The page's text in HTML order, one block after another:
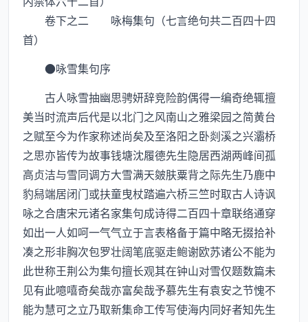
卷下之二 咏梅集句（七言绝句共二百四十四
首）
●咏雪集句序
古人咏雪抽幽思骋妍辞竞险韵偶得一编奇绝辄擅
美当时流声后代是以北门之风南山之雅梁园之简黄台
之赋至今为作家称述尚矣及至洛阳之卧剡溪之兴灞桥
之思亦皆传为故事钱塘沈履德先生隐居西湖两峰间孤
高贞洁与雪同调方大雪满天皴肤粟背之际先生乃鹿中
豹舄端居闭门或扶童曳杖踏遍六桥三竺时取古人诗讽
咏之合唐宋元诸名家集句成诗得二百四十章联络通穿
如出一人如呵一气气立于言表格备于篇中略无掇拾补
凑之形非胸次包罗壮阔笔底驱走鲍谢欧苏诸公不能为
此世称王荆公为集句擅长观其在钟山对雪仅题数篇未
见有此噫嘻奇矣哉亦富矣哉予慕先生有袁安之节愧不
能为慧可之立乃取新集命工传写使海内同好者知先生